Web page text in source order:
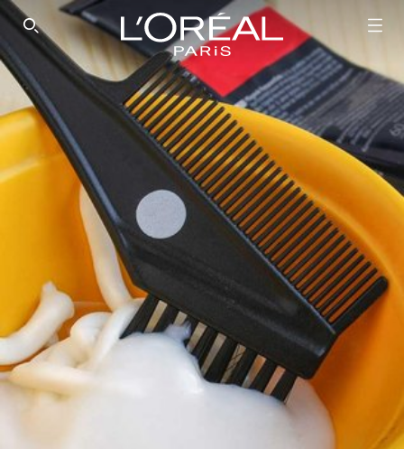
SEARCH THIS SITE